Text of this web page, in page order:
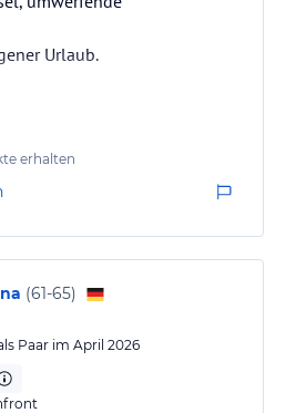
Urlaub.
erhalten
(61-65)
Paar im April 2026